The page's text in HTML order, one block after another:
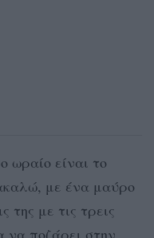
ωραίο είναι το
με ένα μαύρο
της με τις τρεις
να ποζάρει στην